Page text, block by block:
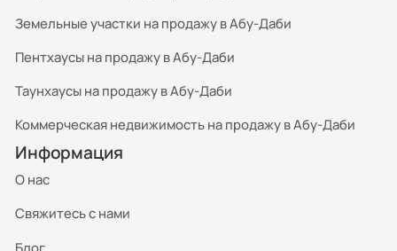
Земельные участки на продажу в Абу-Даби
Пентхаусы на продажу в Абу-Даби
Таунхаусы на продажу в Абу-Даби
Коммерческая недвижимость на продажу в Абу-Даби
Информация
О нас
Свяжитесь с нами
Блог